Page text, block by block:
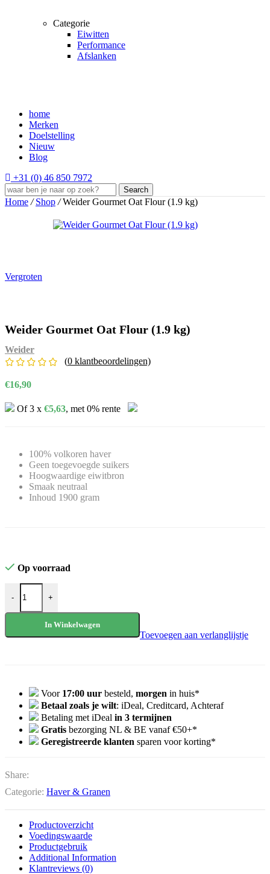
Categorie
Eiwitten
Performance
Afslanken
home
Merken
Doelstelling
Nieuw
Blog
+31 (0) 46 850 7972
Search
Home / Shop / Weider Gourmet Oat Flour (1.9 kg)
Vergroten
Weider Gourmet Oat Flour (1.9 kg)
Weider
(0 klantbeoordelingen)
€16,90
Of 3 x €5,63, met 0% rente
100% volkoren haver
Geen toegevoegde suikers
Hoogwaardige eiwitbron
Smaak neutraal
Inhoud 1900 gram
Op voorraad
- +
In Winkelwagen
Toevoegen aan verlanglijstje
Voor 17:00 uur besteld, morgen in huis*
Betaal zoals je wilt: iDeal, Creditcard, Achteraf
Betaling met iDeal in 3 termijnen
Gratis bezorging NL & BE vanaf €50+*
Geregistreerde klanten sparen voor korting*
Share:
Categorie: Haver & Granen
Productoverzicht
Voedingswaarde
Productgebruik
Additional Information
Klantreviews (0)